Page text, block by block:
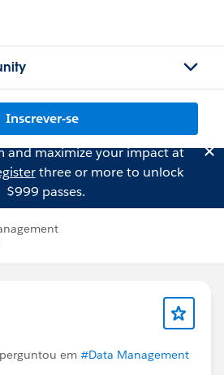
Inscrever-se
and maximize your impact at
three or more to unlock
$999 passes.
perguntou em #Data Management